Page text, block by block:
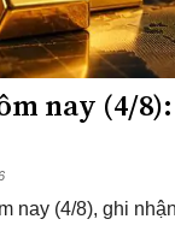
nay (4/
nay (4/8), ghi